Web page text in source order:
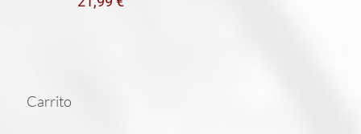
Carrito